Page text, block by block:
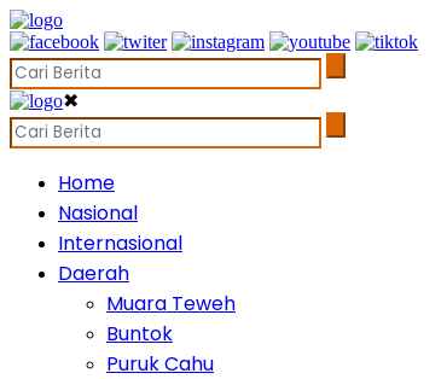
✖
Home
Nasional
Internasional
Daerah
Muara Teweh
Buntok
Puruk Cahu